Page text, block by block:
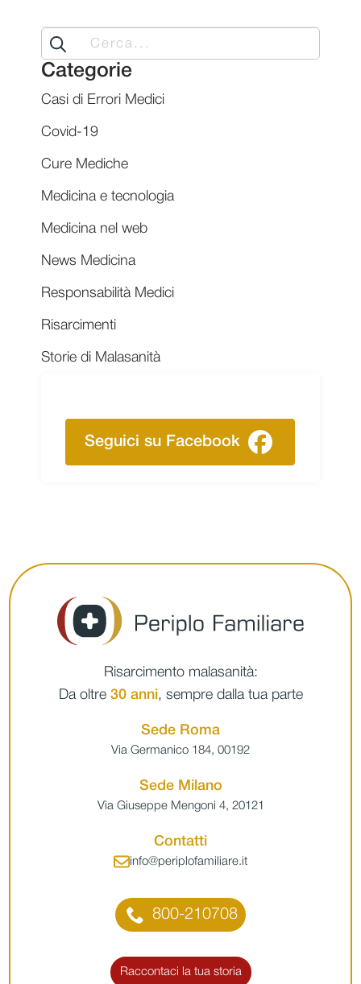
Search
for:
Categorie
Casi di Errori Medici
Covid-19
Cure Mediche
Medicina e tecnologia
Medicina nel web
News Medicina
Responsabilità Medici
Risarcimenti
Storie di Malasanità
Seguici su Facebook
Risarcimento malasanità:
Da oltre 30 anni, sempre dalla tua parte
Sede Roma
Via Germanico 184, 00192
Sede Milano
Via Giuseppe Mengoni 4, 20121
Contatti
info@periplofamiliare.it
800-210708
Raccontaci la tua storia